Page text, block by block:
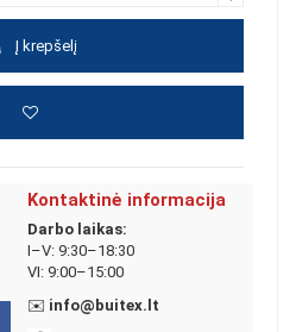
Į krepšelį
Kontaktinė informacija
Darbo laikas:
I–V: 9:30–18:30
VI: 9:00–15:00
✉️ info@buitex.lt